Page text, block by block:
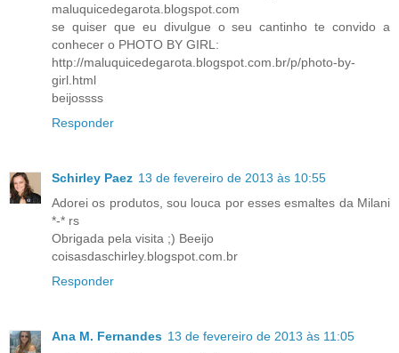
maluquicedegarota.blogspot.com
se quiser que eu divulgue o seu cantinho te convido a
conhecer o PHOTO BY GIRL:
http://maluquicedegarota.blogspot.com.br/p/photo-by-
girl.html
beijossss
Responder
Schirley Paez 13 de fevereiro de 2013 às 10:55
Adorei os produtos, sou louca por esses esmaltes da Milani
*-* rs
Obrigada pela visita ;) Beeijo
coisasdaschirley.blogspot.com.br
Responder
Ana M. Fernandes 13 de fevereiro de 2013 às 11:05